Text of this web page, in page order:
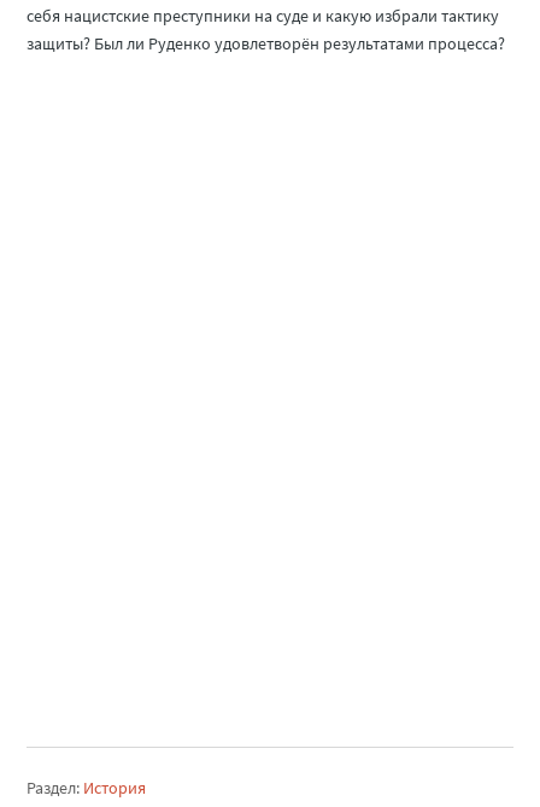
себя нацистские преступники на суде и какую избрали тактику
защиты? Был ли Руденко удовлетворён результатами процесса?
Раздел: История